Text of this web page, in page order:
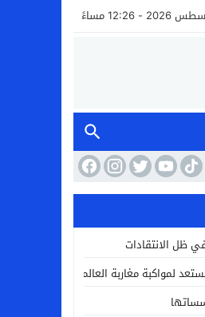
ظل الانتقادات
لمواكبة مغاربة العالم خلال مقامهم